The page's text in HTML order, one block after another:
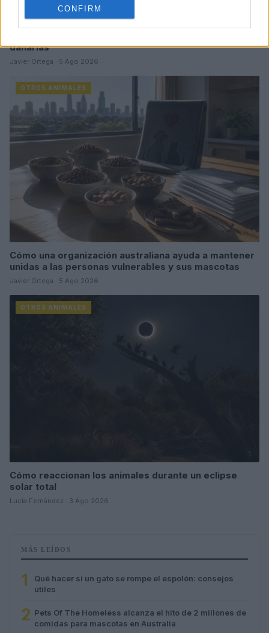
CONFIRM
dañarlas
Javier Ortega · 5 Ago 2026
OTROS ANIMALES
Cómo una organización australiana ayuda a mantener
unidas a las personas vulnerables y sus mascotas
Javier Ortega · 5 Ago 2026
OTROS ANIMALES
Cómo reaccionan los animales durante un eclipse
solar total
Lucía Fernández · 3 Ago 2026
MÁS LEÍDOS
1
Qué hacer si un gato se rompe el espolón: consejos
útiles
2 Pets Of The Homeless alcanza el hito de 2 millones de
comidas para mascotas en Australia